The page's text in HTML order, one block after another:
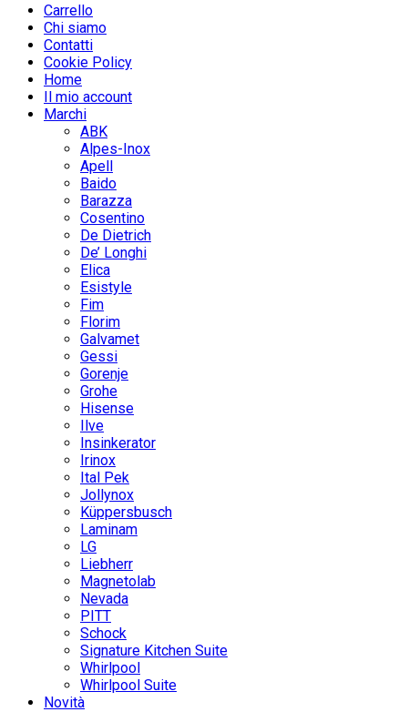
Carrello
Chi siamo
Contatti
Cookie Policy
Home
Il mio account
Marchi
ABK
Alpes-Inox
Apell
Baido
Barazza
Cosentino
De Dietrich
De’ Longhi
Elica
Esistyle
Fim
Florim
Galvamet
Gessi
Gorenje
Grohe
Hisense
Ilve
Insinkerator
Irinox
Ital Pek
Jollynox
Küppersbusch
Laminam
LG
Liebherr
Magnetolab
Nevada
PITT
Schock
Signature Kitchen Suite
Whirlpool
Whirlpool Suite
Novità